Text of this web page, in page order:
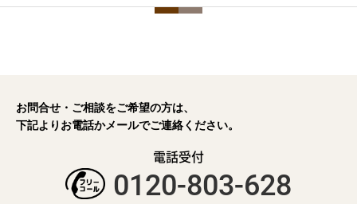
お問合せ・ご相談をご希望の方は、
下記よりお電話かメールでご連絡ください。
電話受付
0120-803-628